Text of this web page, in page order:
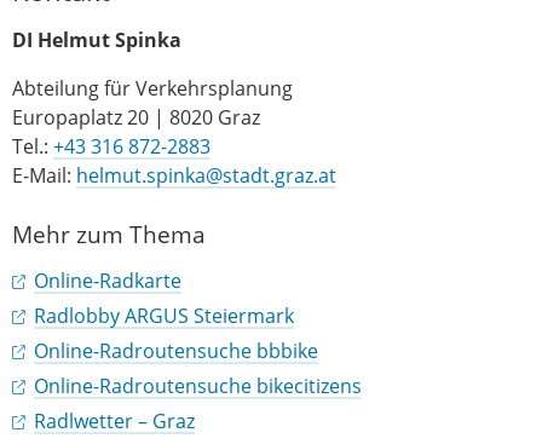
DI Helmut Spinka
Abteilung für Verkehrsplanung
Europaplatz 20 | 8020 Graz
Tel.: +43 316 872-2883
E-Mail: helmut.spinka@stadt.graz.at
Mehr zum Thema
Online-Radkarte
Radlobby ARGUS Steiermark
Online-Radroutensuche bbbike
Online-Radroutensuche bikecitizens
Radlwetter – Graz